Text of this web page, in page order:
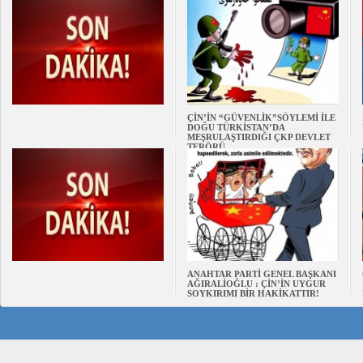
ÇİN’İN “GÜVENLİK”SÖYLEMİ İLE
DOĞU TÜRKİSTAN’DA
MEŞRULAŞTIRDIĞI ÇKP DEVLET
TERÖRÜ
ANAHTAR PARTİ GENEL BAŞKANI
AĞIRALİOĞLU : ÇİN’İN UYGUR
SOYKIRIMI BİR HAKİKATTIR!